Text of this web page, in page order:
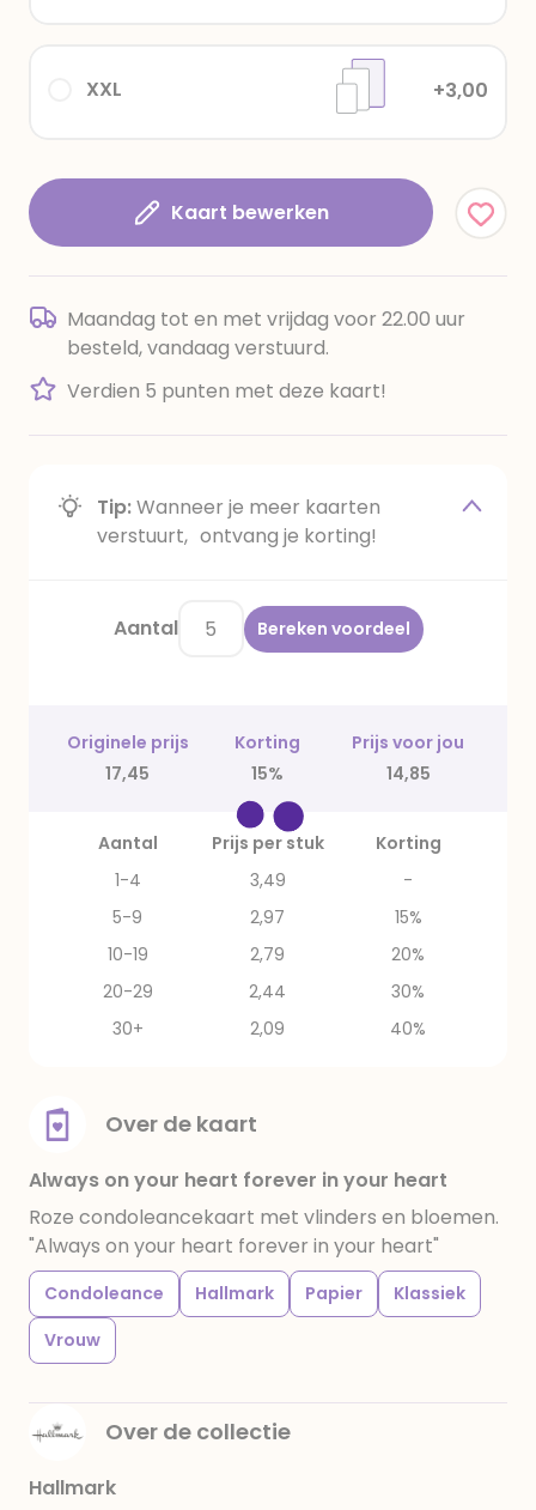
XXL +3,00
Kaart bewerken
Maandag tot en met vrijdag voor 22.00 uur
besteld, vandaag verstuurd.
Verdien 5 punten met deze kaart!
Tip:Wanneer je meer kaarten
verstuurt, ontvang je korting!
Aantal Bereken voordeel
Originele prijs Korting
Prijs voor jou
17,45
15% 14,85
Aantal Prijs per stuk
Korting
1-4
3,49
-
5-9
2,97
15%
10-19
2,79
20%
20-29
2,44
30%
30+
2,09 40%
Over de kaart
Always on your heart forever in your heart
Roze condoleancekaart met vlinders en bloemen.
"Always on your heart forever in your heart"
Condoleance Hallmark Papier
Klassiek
Vrouw
Over de collectie
Hallmark